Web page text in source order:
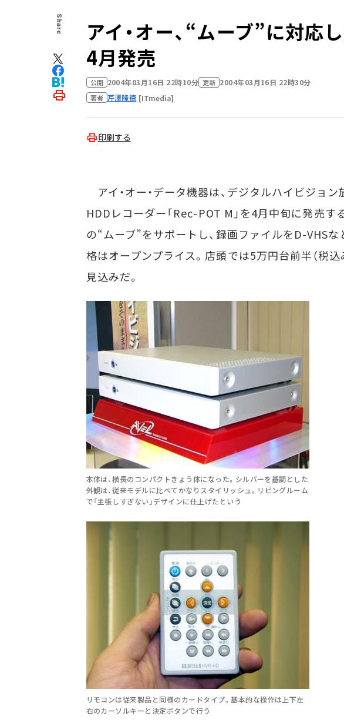
Share
アイ・オー、“ムーブ”に対応
4月発売
公開 2004年03月16日 22時10分 更新 2004年03月16日 22時30分
著者 芹澤隆徳 [ITmedia]
印刷する
アイ・オー・データ機器は、デジタルハイビジョ
HDDレコーダー「Rec-POT M」を4月中旬に発売す
の“ムーブ”をサポートし、録画ファイルをD-VHS
格はオープンプライス。店頭では5万円台前半（税
見込みだ。
本体は、横長のコンパクトきょう体になった。シルバーを基調とした
外観は、従来モデルに比べてかなりスタイリッシュ。リビングルーム
で「主張しすぎない」デザインに仕上げたという
リモコンは従来製品と同様のカードタイプ。基本的な操作は上下左
右のカーソルキーと決定ボタンで行う